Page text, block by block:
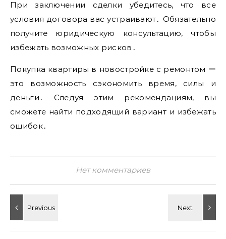
При заключении сделки убедитесь, что все
условия договора вас устраивают․ Обязательно
получите юридическую консультацию, чтобы
избежать возможных рисков․
Покупка квартиры в новостройке с ремонтом ー
это возможность сэкономить время, силы и
деньги․ Следуя этим рекомендациям, вы
сможете найти подходящий вариант и избежать
ошибок․
Нет комментариев